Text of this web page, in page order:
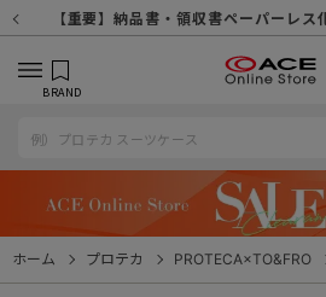
【重要】令和８年熊本地震に伴う
【重要】納品書・領収書ペーパーレ
【重要】天候不良や交通状況・物量増等
【重要】悪質な詐欺サイトに
【重要】各種メールが届かない
【重要】お問い合わせのご対
【重要】SNSのなりすまし詐欺
BRAND
ホーム プロテカ PROTECA×TO&FRO